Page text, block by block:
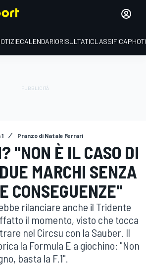
CALENDARIORISULTATICLASSIFICA
Pranzo di Natale Ferrari
"NON È IL CASO DI
MARCHI SENZA
CONSEGUENZE"
rilanciare anche il Tridente
il momento, visto che tocca
nel Circsu con la Sauber. Il
la Formula E a giochino: "Non
basta la F.1".